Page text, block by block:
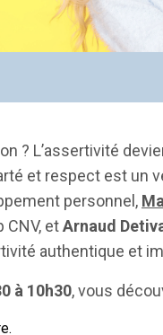
? L’assertivité
et respect est un
personnel,
CNV, etArnaud
authentique et
à 10h30, vous